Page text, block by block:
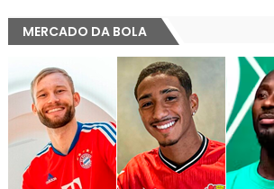
MERCADO DA BOLA